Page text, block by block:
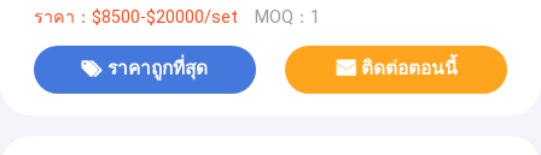
ราคา：$8500-$20000/set MOQ：1
ราคาถูกที่สุด ติดต่อตอนนี้